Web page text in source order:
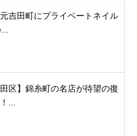
元吉田町にプライベートネイル
田区】錦糸町の名店が待望の復
...